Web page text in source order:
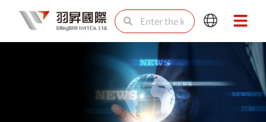
content
SearchSearch
Main
Menu
Main
Menu